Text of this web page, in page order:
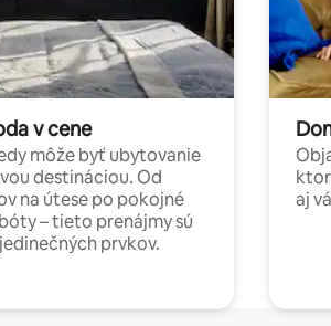
v cene
môže byť ubytovanie
destináciou. Od
na útese po pokojné
– tieto prenájmy sú
prvkov.
aj